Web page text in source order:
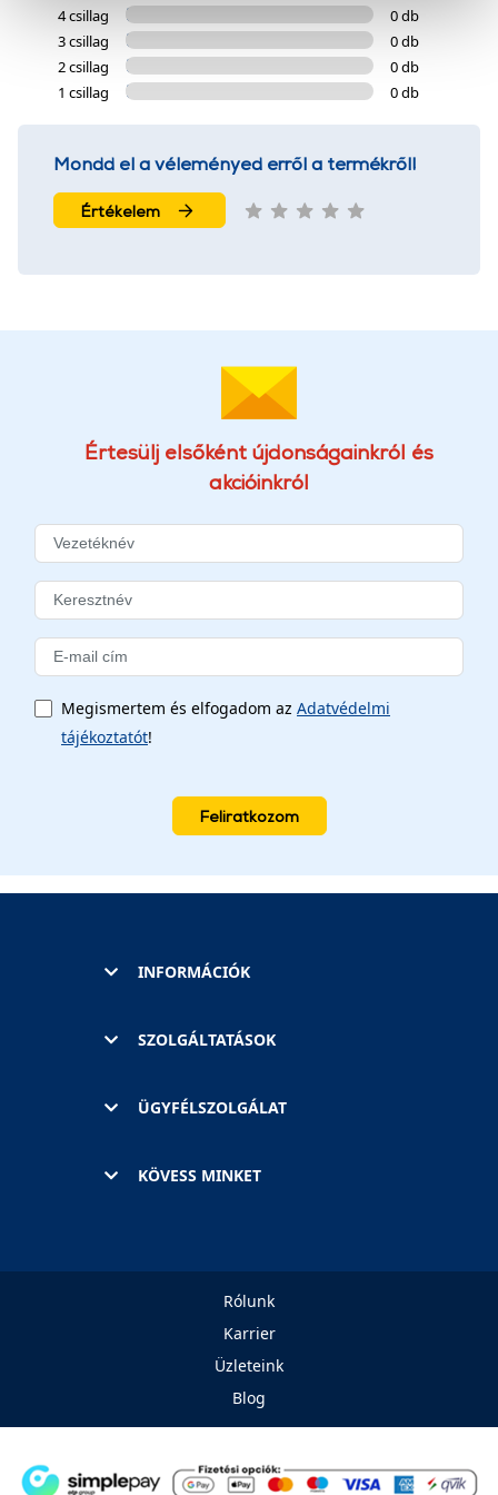
cookie-k személyazonosítására nem alkalmasak,
szolgáltatásaink biztosításához szükségesek. Az oldal
használatával Ön elfogadja a cookie-k használatát.
További információk:ÁSZFésAdatvédelem
4 csillag
0 db
3 csillag
0 db
2 csillag
0 db
1 csillag
0 db
Mondd el a véleményed erről a termékről!
Értékelem
Értesülj elsőként újdonságainkról és
akcióinkról
Megismertem és elfogadom az Adatvédelmi
tájékoztatót!
Feliratkozom
INFORMÁCIÓK
SZOLGÁLTATÁSOK
ÜGYFÉLSZOLGÁLAT
KÖVESS MINKET
Rólunk
Karrier
Üzleteink
Blog